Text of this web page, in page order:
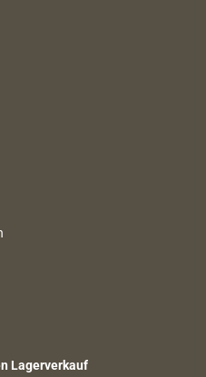
Lagerverkauf